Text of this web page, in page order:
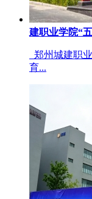
建职业学院“
郑州城建职
育...